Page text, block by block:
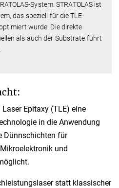
System. STRATOLAS ist
das speziell für die TLE-
wurde. Die direkte
als auch der Substrate führt
Epitaxy (TLE) eine
in die Anwendung
Dünnschichten für
und
statt klassischer